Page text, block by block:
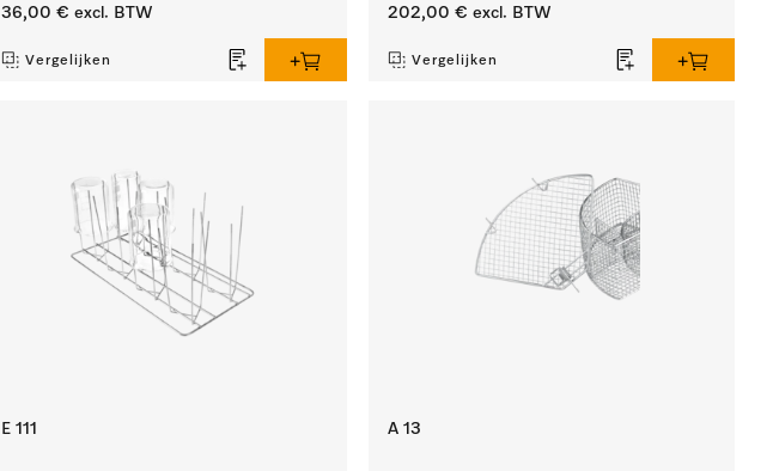
36,00 € excl. BTW
Vergelijken
202,00 € excl. BTW
Vergelijken
E 111 A 13